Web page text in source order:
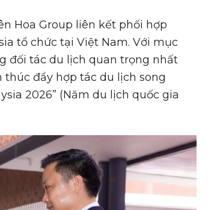
Hoa Group liên kết phối hợp
tổ chức tại Việt Nam. Với mục
đối tác du lịch quan trọng nhất
đẩy hợp tác du lịch song
2026” (Năm du lịch quốc gia